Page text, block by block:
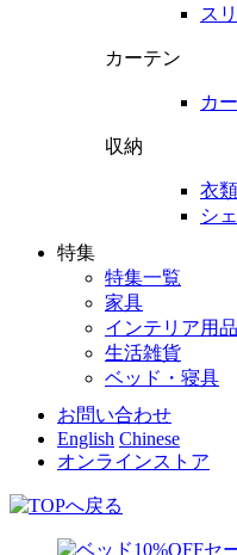
ス
カーテン
カ
収納
衣
シ
特集
特集一覧
家具
インテリア用品
生活雑貨
ベッド・寝具
お問い合わせ
English Chinese
オンラインストア